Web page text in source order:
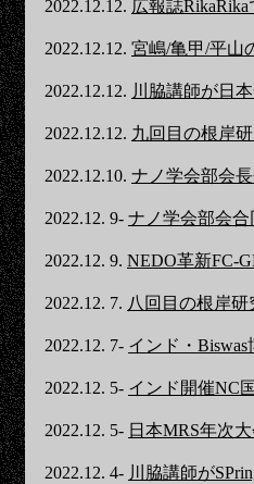
2022.12.12. 広報誌
2022.12.12. 宮嶋/亀甲/平山
2022.12.12. 川脇講師が日
2022.12.12. 九回目の根岸
2022.12.10. ナノ学会部会
2022.12. 9- ナノ学会部会合
2022.12. 9. NEDO革新FC-
2022.12. 7. 八回目の根岸
2022.12. 7- インド・Biswas
2022.12. 5- インド開催NC
2022.12. 5- 日本MRS年次
2022.12. 4- 川脇講師が